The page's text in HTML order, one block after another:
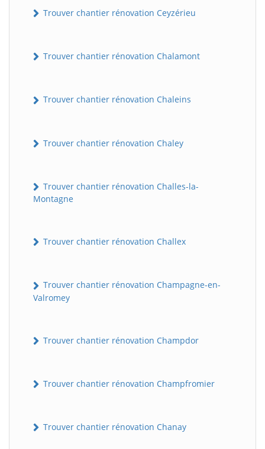
Trouver chantier rénovation Ceyzérieu
Trouver chantier rénovation Chalamont
Trouver chantier rénovation Chaleins
Trouver chantier rénovation Chaley
Trouver chantier rénovation Challes-la-
Montagne
Trouver chantier rénovation Challex
Trouver chantier rénovation Champagne-en-
Valromey
Trouver chantier rénovation Champdor
Trouver chantier rénovation Champfromier
Trouver chantier rénovation Chanay